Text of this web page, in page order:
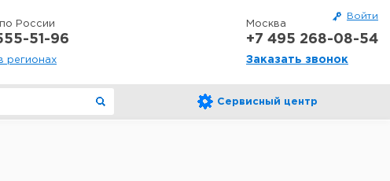
Войти
России
51-96
регионах
Москва
+7 495 268-08-54
Заказать звонок
Сервисный центр